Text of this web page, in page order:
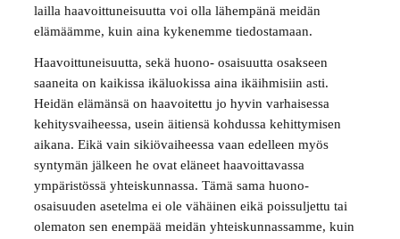
lailla haavoittuneisuutta voi olla lähempänä meidän
elämäämme, kuin aina kykenemme tiedostamaan.
Haavoittuneisuutta, sekä huono- osaisuutta osakseen
saaneita on kaikissa ikäluokissa aina ikäihmisiin asti.
Heidän elämänsä on haavoitettu jo hyvin varhaisessa
kehitysvaiheessa, usein äitiensä kohdussa kehittymisen
aikana. Eikä vain sikiövaiheessa vaan edelleen myös
syntymän jälkeen he ovat eläneet haavoittavassa
ympäristössä yhteiskunnassa. Tämä sama huono-
osaisuuden asetelma ei ole vähäinen eikä poissuljettu tai
olematon sen enempää meidän yhteiskunnassamme, kuin